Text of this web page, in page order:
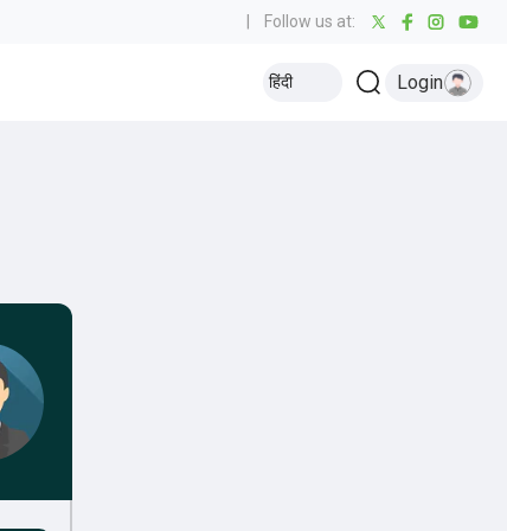
Follow us at:
हिंदी Login